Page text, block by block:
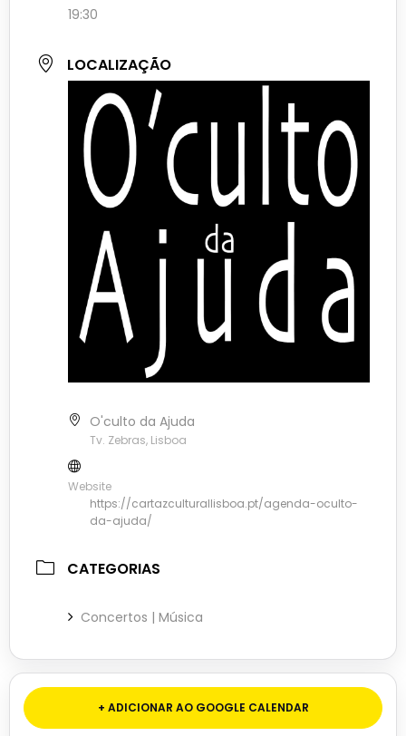
19:30
LOCALIZAÇÃO
O'culto da Ajuda
Tv. Zebras, Lisboa
Website
https://cartazculturallisboa.pt/agenda-oculto-
da-ajuda/
CATEGORIAS
Concertos | Música
+ ADICIONAR AO GOOGLE CALENDAR